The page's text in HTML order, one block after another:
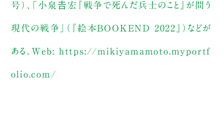
号）、「小泉𠮷宏『戦争で死んだ兵士のこと』が問う
現代の戦争」（『絵本BOOKEND 2022』）などが
ある。Web: https://mikiyamamoto.myportf
olio.com/